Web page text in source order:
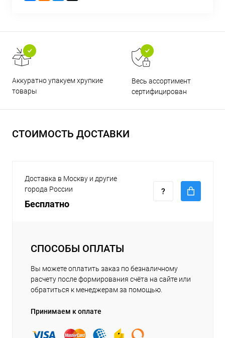
Аккуратно упакуем хрупкие
товары
Весь ассортимент
сертифицирован
СТОИМОСТЬ ДОСТАВКИ
Доставка в Москву и другие
города России
Бесплатно
СПОСОБЫ ОПЛАТЫ
Вы можете оплатить заказ по безналичному
расчету после формирования счёта на сайте или
обратиться к менеджерам за помощью.
Принимаем к оплате